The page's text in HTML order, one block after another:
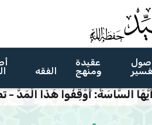
عقيدة
ومنهج الفقه
السَّاسَةُ: أَوْقِفُوا هَذَا الْمَدَّ -